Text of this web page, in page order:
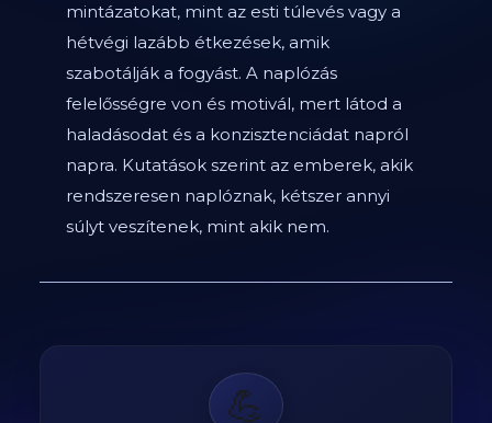
mintázatokat, mint az esti túlevés vagy a
hétvégi lazább étkezések, amik
szabotálják a fogyást. A naplózás
felelősségre von és motivál, mert látod a
haladásodat és a konzisztenciádat napról
napra. Kutatások szerint az emberek, akik
rendszeresen naplóznak, kétszer annyi
súlyt veszítenek, mint akik nem.
💪